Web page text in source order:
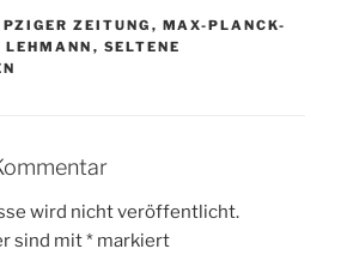
ZEITUNG , MAX-PLANCK-
LEHMANN , SELTENE
wird nicht veröffentlicht.
sind mit* markiert